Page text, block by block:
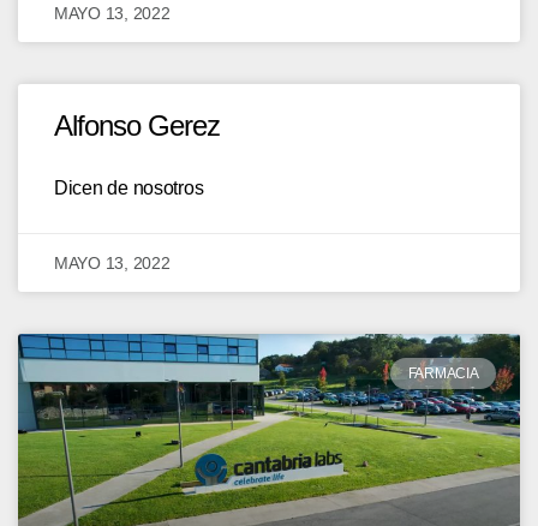
MAYO 13, 2022
Alfonso Gerez
Dicen de nosotros
MAYO 13, 2022
FARMACIA